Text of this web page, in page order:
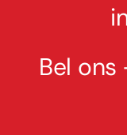
Bel ons